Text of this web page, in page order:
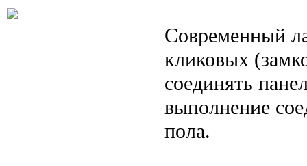
Современный
кликовых
соединять
выполнение
пола.